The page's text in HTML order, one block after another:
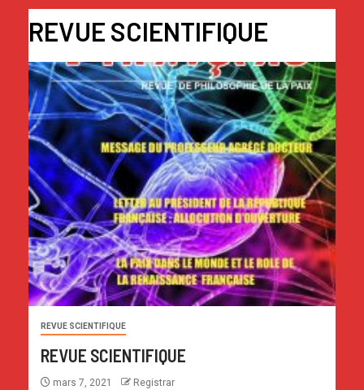
REVUE SCIENTIFIQUE
REVUE SCIENTIFIQUE
REVUE SCIENTIFIQUE
mars 7, 2021 Registrar